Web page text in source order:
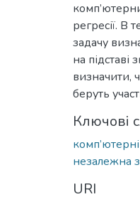
регресії. В
задачу
на
визначити,
беруть
Ключові
незалежна
URI